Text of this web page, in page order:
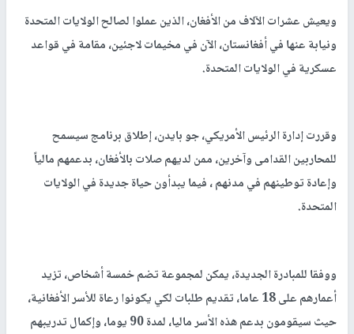
ويعيش عشرات الآلاف من الأفغان، الذين عملوا لصالح الولايات المتحدة
ونيابة عنها في أفغانستان، الآن في مخيمات لاجئين، مقامة في قواعد
عسكرية في الولايات المتحدة.
وقررت إدارة الرئيس الأمريكي، جو بايدن، إطلاق برنامج سيسمح
للمحاربين القدامى وآخرين، ممن لديهم صلات بالأفغان، بدعمهم مالياً
وإعادة توطينهم في مدنهم ، فيما يبدأون حياة جديدة في الولايات
المتحدة.
ووفقا للمبادرة الجديدة، يمكن لمجموعة تضم خمسة أشخاص، تزيد
أعمارهم على 18 عاما، تقديم طلبات لكي يكونوا رعاة للأسر الأفغانية،
حيث سيقومون بدعم هذه الأسر ماليا، لمدة 90 يوما، وإكمال تدريبهم